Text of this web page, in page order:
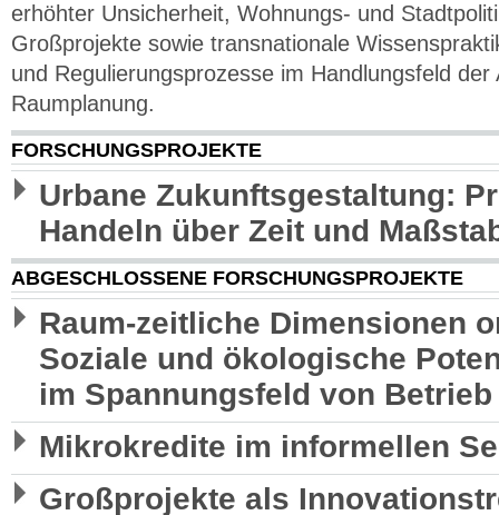
erhöhter Unsicherheit, Wohnungs- und
Großprojekte sowie transnationale
und Regulierungsprozesse im Handlungsfeld
Raumplanung.
FORSCHUNGSPROJEKTE
Urbane Zukunftsgestaltung:
Handeln über Zeit und
ABGESCHLOSSENE FORSCHUNGSPROJEKTE
Raum-zeitliche Dimensionen
Soziale und ökologische
im Spannungsfeld von
Mikrokredite im informellen
Großprojekte als